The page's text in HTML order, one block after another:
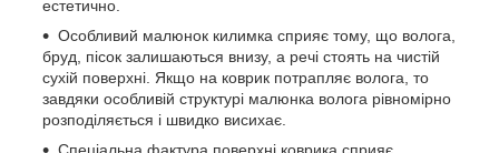
естетично.
Особливий малюнок килимка сприяє тому, що волога,
бруд, пісок залишаються внизу, а речі стоять на чистій
сухій поверхні. Якщо на коврик потрапляє волога, то
завдяки особливій структурі малюнка волога рівномірно
розподіляється і швидко висихає.